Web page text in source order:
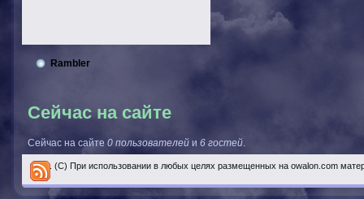
Rambler
Сейчас на сайте
Сейчас на сайте 0 пользователей и 6 гостей.
..... (С) При использовании в любых целях размещенных на owalon.com